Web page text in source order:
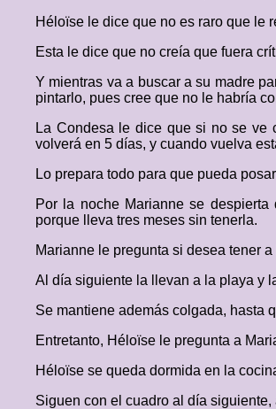
Héloïse le dice que no es raro que le
Esta le dice que no creía que fuera
Y mientras va a buscar a su madre
pintarlo, pues cree que no le habría
La Condesa le dice que si no se ve
volverá en 5 días, y cuando vuelva
Lo prepara todo para que pueda
Por la noche Marianne se
porque lleva tres meses sin tenerla.
Marianne le pregunta si desea tener
Al día siguiente la llevan a la playa y
Se mantiene además colgada, hasta
Entretanto, Héloïse le pregunta a
Héloïse se queda dormida en la
Siguen con el cuadro al día